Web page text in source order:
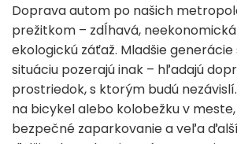
Doprava autom po našich
prežitkom – zdĺhavá,
ekologickú záťaž. Mladšie generácie
situáciu pozerajú inak – hľadajú
prostriedok, s ktorým budú
na bicykel alebo kolobežku v
bezpečné zaparkovanie a veľa